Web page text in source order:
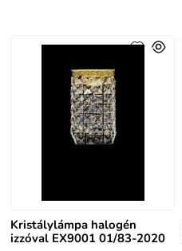
Kristálylámpa halogén
izzóval EX9001 01/83-2020